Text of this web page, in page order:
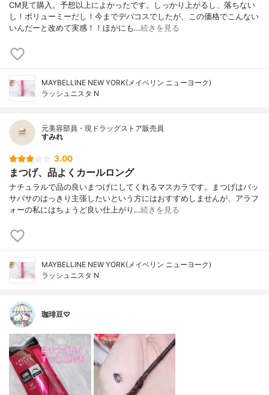
CM見て購入。予想以上によかったです。しっかり上がるし、落ちない
し！ボリューミーだし！今までデパコスでしたが、この価格でこんない
いんだーと改めて実感！！ほかにも…続きを見る
MAYBELLINE NEW YORK(メイベリン ニューヨーク)
ラッシュニスタ N
元美容部員・現ドラッグストア販売員
すみれ
3.00
まつげ、品よくカールロング
ナチュラルで品の良いまつげにしてくれるマスカラです。まつげはバッ
サバサのはっきり主張したいという方にはおすすめしませんが、アラフ
ォーの私にはちょうど良い仕上がり…続きを見る
MAYBELLINE NEW YORK(メイベリン ニューヨーク)
ラッシュニスタ N
珈琲豆♡